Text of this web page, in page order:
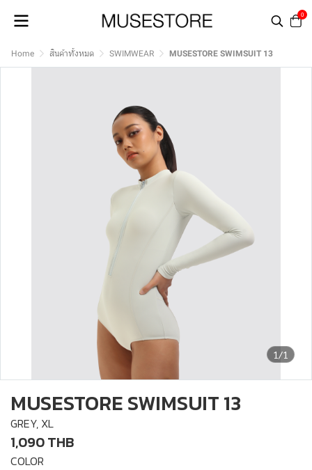
0
Home สินค้าทั้งหมด SWIMWEAR MUSESTORE SWIMSUIT 13
1/1
MUSESTORE SWIMSUIT 13
GREY, XL
1,090 THB
COLOR